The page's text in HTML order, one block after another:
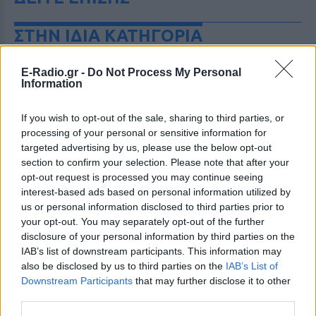
E-Radio.gr - Do Not Process My Personal
Information
If you wish to opt-out of the sale, sharing to third parties, or
processing of your personal or sensitive information for
targeted advertising by us, please use the below opt-out
section to confirm your selection. Please note that after your
opt-out request is processed you may continue seeing
interest-based ads based on personal information utilized by
us or personal information disclosed to third parties prior to
your opt-out. You may separately opt-out of the further
disclosure of your personal information by third parties on the
IAB’s list of downstream participants. This information may
also be disclosed by us to third parties on the IAB’s List of
Downstream Participants that may further disclose it to other
ΣΤΗΝ ΙΔΙΑ ΚΑΤΗΓΟΡΙΑ
Γονικές παροχές: Οι παγίδες
στις μεταφορές χρημάτων που
ΠΡΙΝ 9 ΏΡΕΣ
Ποια λάθη μπορεί να οδηγήσουν στην
απώλεια του αφορολόγητου των 800.000
ευρώ και να μετατρέψουν τη δωρεά σε
φόρο 10% από το πρώτο ευρώ
Μακελειό σε σχολείο της
Ταϊλάνδης: Μαθητής άνοιξε
πυρ
ΠΡΙΝ 9 ΏΡΕΣ
Οι αρχές ανακοινώνουν τουλάχιστον
έναν νεκρό καθηγητή και τέσσερις
τραυματίες
Στον εισαγγελέα σήμερα η